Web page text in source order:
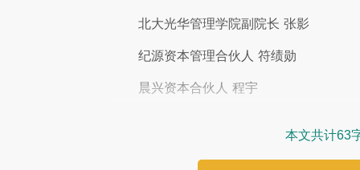
北大光华管理学院副院长 张影
纪源资本管理合伙人 符绩勋
晨兴资本合伙人 程宇
本文共计63